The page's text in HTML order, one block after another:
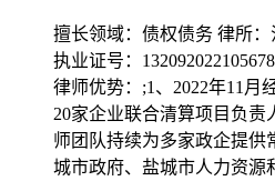
擅长领域：债权债务 律所：
执业证号：
律师优势：;1、2022年11月
20家企业联合清算项目负责
师团队持续为多家政企提供
城市政府、盐城市人力资源